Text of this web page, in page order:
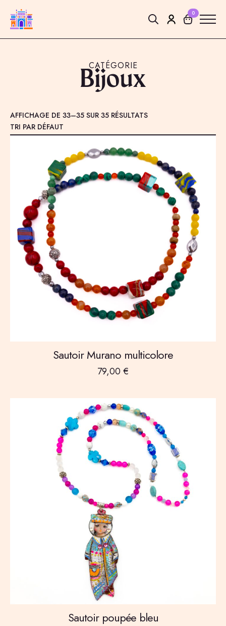
Search
0
CATÉGORIE
Bijoux
AFFICHAGE DE 33–35 SUR 35 RÉSULTATS
Sautoir Murano multicolore
79,00 €
Sautoir poupée bleu